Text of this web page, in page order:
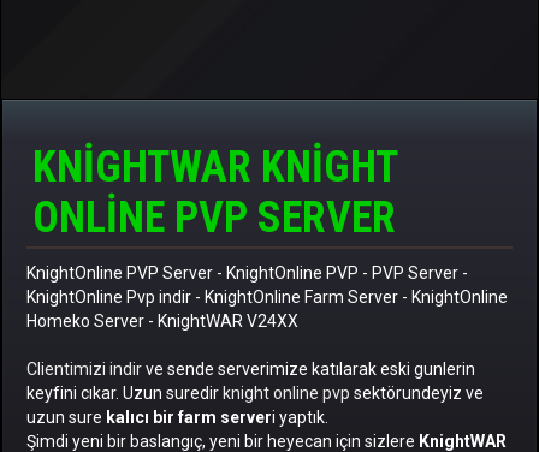
KNIGHTWAR KNIGHT
ONLINE PVP SERVER
KnightOnline PVP Server - KnightOnline PVP - PVP Server -
KnightOnline Pvp indir - KnightOnline Farm Server - KnightOnline
Homeko Server - KnightWAR V24XX
Clientimizi indirve sende serverimize katılarak eski gunlerin
keyfini cıkar. Uzun suredir knight online pvp sektörundeyiz ve
uzun sure kalıcı bir farm serveri yaptık.
Şimdi yeni bir baslangıç, yeni bir heyecan için sizlere KnightWAR